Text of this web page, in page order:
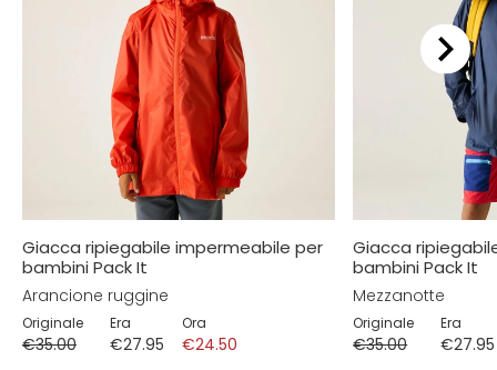
Giacca ripiegabile impermeabile per
bambini Pack It
Arancione ruggine
Originale
€35.00
Era
€27.95
Ora
€24.50
Giacca
bambini Pack It
Mezzanotte
Originale
€35.00
Era
€27.95